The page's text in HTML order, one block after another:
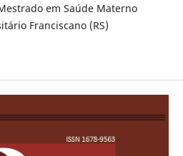
em Saúde Materno
Franciscano (RS)